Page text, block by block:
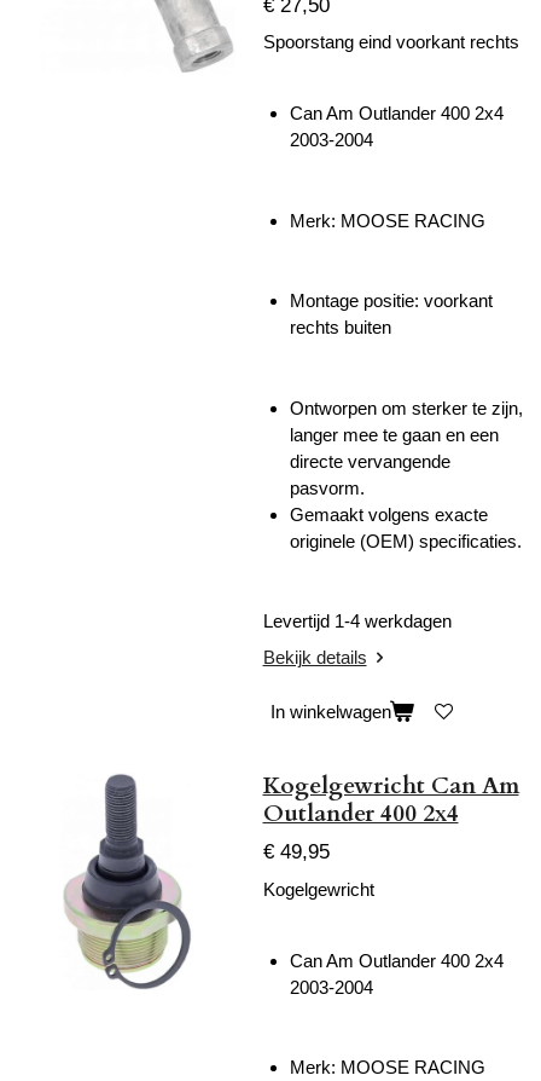
€ 27,50
Spoorstang eind voorkant rechts
Can Am Outlander 400 2x4
2003-2004
Merk: MOOSE RACING
Montage positie: voorkant
rechts buiten
Ontworpen om sterker te zijn,
langer mee te gaan en een
directe vervangende
pasvorm.
Gemaakt volgens exacte
originele (OEM) specificaties.
Levertijd 1-4 werkdagen
Bekijk details
In winkelwagen
Kogelgewricht Can Am
Outlander 400 2x4
€ 49,95
Kogelgewricht
Can Am Outlander 400 2x4
2003-2004
Merk: MOOSE RACING